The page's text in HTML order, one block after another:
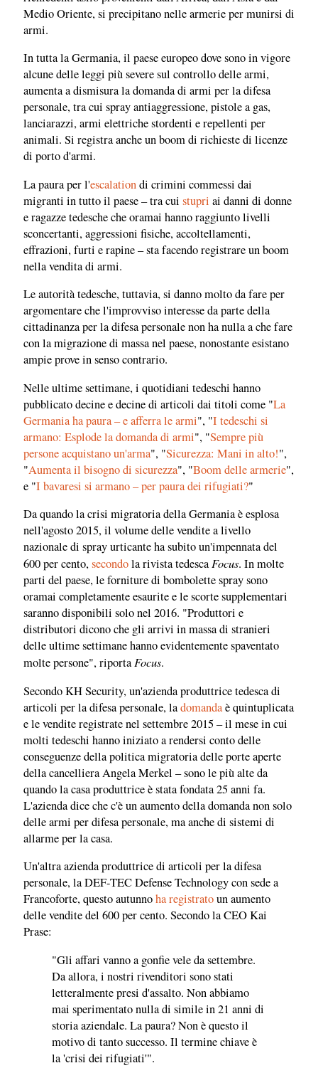
Medio Oriente, si precipitano nelle armerie per munirsi di
armi.
In tutta la Germania, il paese europeo dove sono in vigore
alcune delle leggi più severe sul controllo delle armi,
aumenta a dismisura la domanda di armi per la difesa
personale, tra cui spray antiaggressione, pistole a gas,
lanciarazzi, armi elettriche stordenti e repellenti per
animali. Si registra anche un boom di richieste di licenze
di porto d'armi.
La paura per l'escalationdi crimini commessi dai
migranti in tutto il paese – tra cui stupri ai danni di donne
e ragazze tedesche che oramai hanno raggiunto livelli
sconcertanti, aggressioni fisiche, accoltellamenti,
effrazioni, furti e rapine – sta facendo registrare un boom
nella vendita di armi.
Le autorità tedesche, tuttavia, si danno molto da fare per
argomentare che l'improvviso interesse da parte della
cittadinanza per la difesa personale non ha nulla a che fare
con la migrazione di massa nel paese, nonostante esistano
ampie prove in senso contrario.
Nelle ultime settimane, i quotidiani tedeschi hanno
pubblicato decine e decine di articoli dai titoli come "La
Germania ha paura – e afferra le armi", "I tedeschi si
armano: Esplode la domanda di armi", "Sempre più
persone acquistano un'arma", "Sicurezza: Mani in alto!",
"Aumenta il bisogno di sicurezza", "Boom delle armerie",
e "I bavaresi si armano – per paura dei rifugiati?"
Da quando la crisi migratoria della Germania è esplosa
nell'agosto 2015, il volume delle vendite a livello
nazionale di spray urticante ha subito un'impennata del
600 per cento,secondola rivista tedesca Focus. In molte
parti del paese, le forniture di bombolette spray sono
oramai completamente esaurite e le scorte supplementari
saranno disponibili solo nel 2016. "Produttori e
distributori dicono che gli arrivi in massa di stranieri
delle ultime settimane hanno evidentemente spaventato
molte persone", riporta Focus.
Secondo KH Security, un'azienda produttrice tedesca di
articoli per la difesa personale, ladomandaè quintuplicata
e le vendite registrate nel settembre 2015 – il mese in cui
molti tedeschi hanno iniziato a rendersi conto delle
conseguenze della politica migratoria delle porte aperte
della cancelliera Angela Merkel – sono le più alte da
quando la casa produttrice è stata fondata 25 anni fa.
L'azienda dice che c'è un aumento della domanda non solo
delle armi per difesa personale, ma anche di sistemi di
allarme per la casa.
Un'altra azienda produttrice di articoli per la difesa
personale, la DEF-TEC Defense Technology con sede a
Francoforte, questo autunnoha registratoun aumento
delle vendite del 600 per cento. Secondo la CEO Kai
Prase:
"Gli affari vanno a gonfie vele da settembre.
Da allora, i nostri rivenditori sono stati
letteralmente presi d'assalto. Non abbiamo
mai sperimentato nulla di simile in 21 anni di
storia aziendale. La paura? Non è questo il
motivo di tanto successo. Il termine chiave è
la 'crisi dei rifugiati'".